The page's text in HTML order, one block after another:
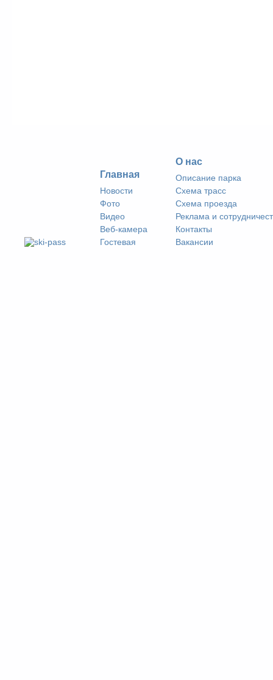
Главная
Новости
Фото
Видео
Веб-камера
Гостевая
О нас
Описание парка
Схема трасс
Схема проезда
Реклама и
Контакты
Вакансии